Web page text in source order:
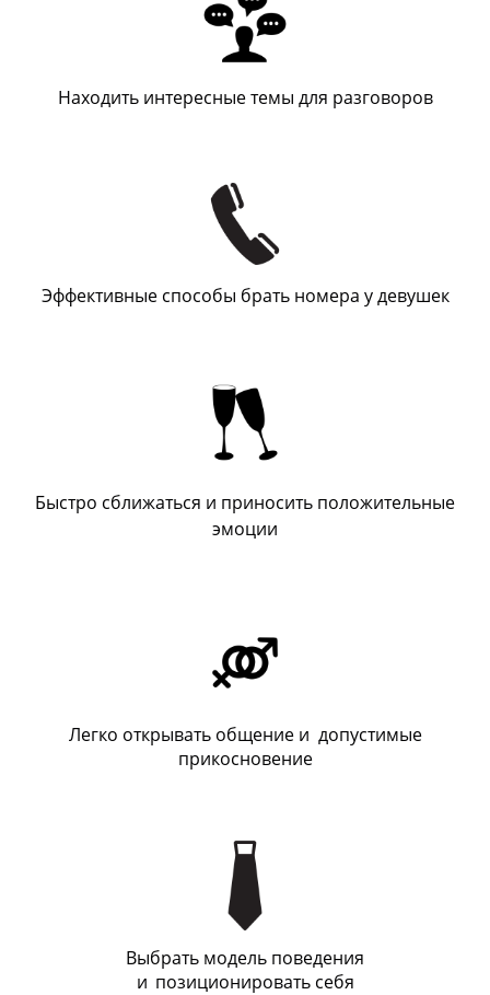
Находить интересные темы для разговоров
Эффективные способы брать номера у девушек
Быстро сближаться и приносить положительные
эмоции
Легко открывать общение и допустимые
прикосновение
Выбрать модель поведения
и позиционировать себя